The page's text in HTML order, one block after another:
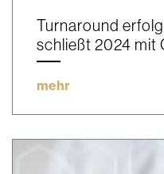
Turnaround
schließt 2024 mit
mehr